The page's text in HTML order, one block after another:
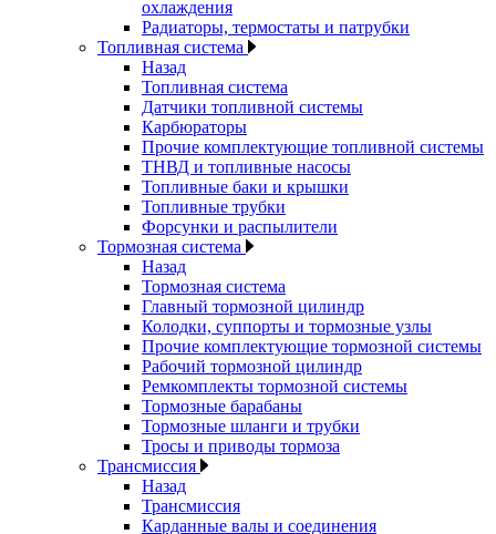
охлаждения
Радиаторы, термостаты и патрубки
Топливная система
Назад
Топливная система
Датчики топливной системы
Карбюраторы
Прочие комплектующие топливной системы
ТНВД и топливные насосы
Топливные баки и крышки
Топливные трубки
Форсунки и распылители
Тормозная система
Назад
Тормозная система
Главный тормозной цилиндр
Колодки, суппорты и тормозные узлы
Прочие комплектующие тормозной системы
Рабочий тормозной цилиндр
Ремкомплекты тормозной системы
Тормозные барабаны
Тормозные шланги и трубки
Тросы и приводы тормоза
Трансмиссия
Назад
Трансмиссия
Карданные валы и соединения